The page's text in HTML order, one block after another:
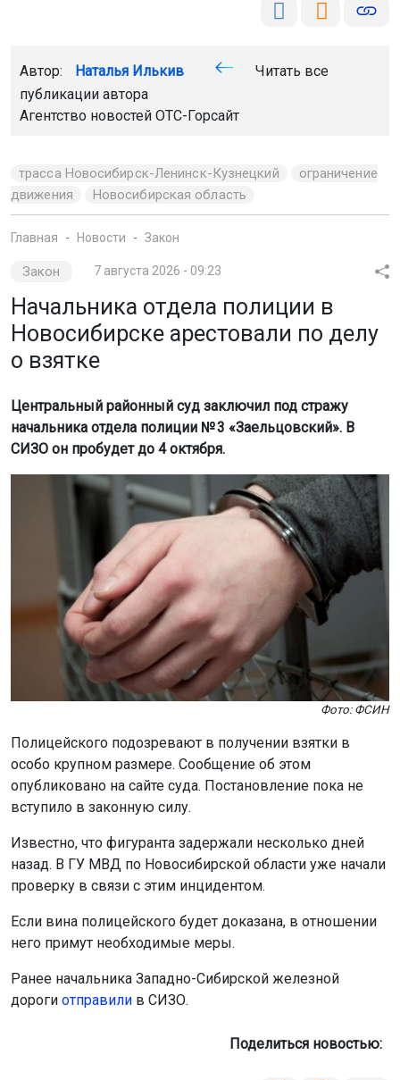
Автор: Наталья Илькив
Читать все
публикации автора
Агентство новостей ОТС-Горсайт
трасса Новосибирск-Ленинск-Кузнецкий
ограничение
движения
Новосибирская область
Главная Новости Закон
Закон 7 августа 2026 - 09:23
Начальника отдела полиции в
Новосибирске арестовали по делу
о взятке
Центральный районный суд заключил под стражу
начальника отдела полиции № 3 «Заельцовский». В
СИЗО он пробудет до 4 октября.
Фото: ФСИН
Полицейского подозревают в получении взятки в
особо крупном размере. Сообщение об этом
опубликовано на сайте суда. Постановление пока не
вступило в законную силу.
Известно, что фигуранта задержали несколько дней
назад. В ГУ МВД по Новосибирской области уже начали
проверку в связи с этим инцидентом.
Если вина полицейского будет доказана, в отношении
него примут необходимые меры.
Ранее начальника Западно-Сибирской железной
дороги отправили в СИЗО.
Поделиться новостью: